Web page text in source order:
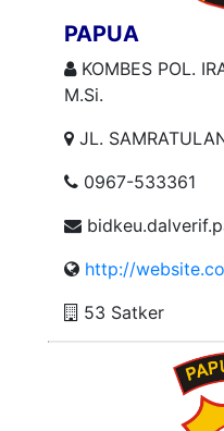
PAPUA
KOMBES POL.
M.Si.
JL.
0967-533361
http://
53 Satker